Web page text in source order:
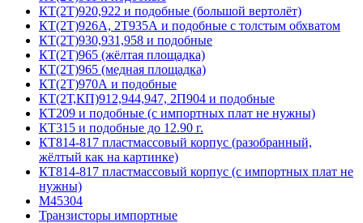
КТ(2Т)920,922 и подобные (большой вертолёт)
КТ(2Т)926А, 2Т935А и подобные с толстым обхватом
КТ(2Т)930,931,958 и подобные
КТ(2Т)965 (жёлтая площадка)
КТ(2Т)965 (медная площадка)
КТ(2Т)970А и подобные
КТ(2Т,КП)912,944,947, 2П904 и подобные
КТ209 и подобные (с импортных плат не нужны)
КТ315 и подобные до 12.90 г.
КТ814-817 пластмассовый корпус (разобранный,
жёлтый как на картинке)
КТ814-817 пластмассовый корпус (с импортных плат не
нужны)
М45304
Транзисторы импортные